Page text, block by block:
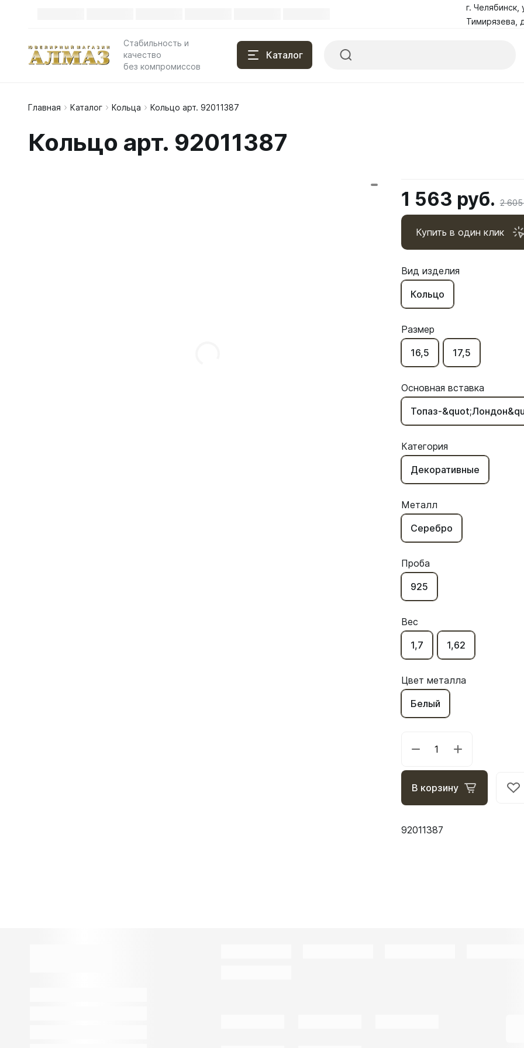
г. Челябинск,
Тимирязева,
Стабильность и
качество
без компромиссов
Каталог
Главная Каталог Кольца Кольцо арт. 92011387
Кольцо арт. 92011387
1 563 руб. 2
Купить в один клик
Вид изделия
Кольцо
Размер
16,5
17,5
Основная вставка
Топаз-
Категория
Декоративные
Металл
Серебро
Проба
925
Вес
1,7
1,62
Цвет металла
Белый
В корзину
92011387